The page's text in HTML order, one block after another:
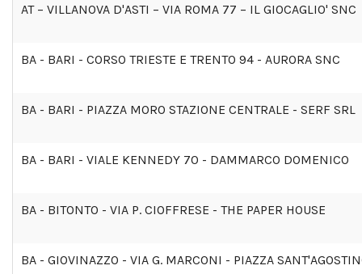
AT – VILLANOVA D'ASTI – VIA ROMA 77 – IL GIOCAGLIO' SNC
BA - BARI - CORSO TRIESTE E TRENTO 94 - AURORA SNC
BA - BARI - PIAZZA MORO STAZIONE CENTRALE - SERF SRL
BA - BARI - VIALE KENNEDY 70 - DAMMARCO DOMENICO
BA - BITONTO - VIA P. CIOFFRESE - THE PAPER HOUSE
BA - GIOVINAZZO - VIA G. MARCONI - PIAZZA